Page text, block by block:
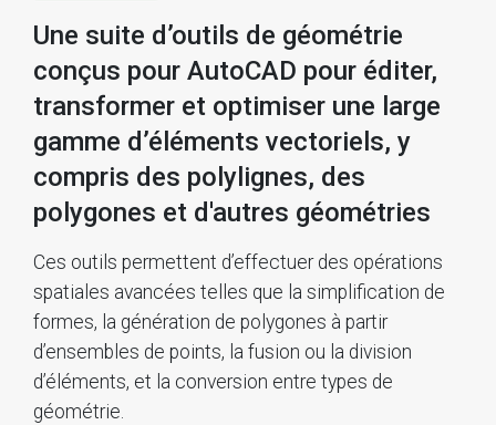
Une suite d’outils de géométrie
conçus pour AutoCAD pour éditer,
transformer et optimiser une large
gamme d’éléments vectoriels, y
compris des polylignes, des
polygones et d'autres géométries
Ces outils permettent d’effectuer des opérations
spatiales avancées telles que la simplification de
formes, la génération de polygones à partir
d’ensembles de points, la fusion ou la division
d’éléments, et la conversion entre types de
géométrie.